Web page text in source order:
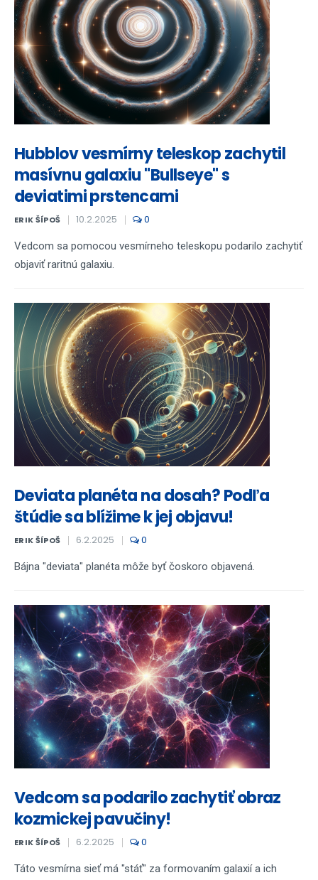
Hubblov vesmírny teleskop zachytil
masívnu galaxiu "Bullseye" s
deviatimi prstencami
ERIK ŠÍPOŠ 10.2.2025 0
Vedcom sa pomocou vesmírneho teleskopu podarilo zachytiť
objaviť raritnú galaxiu.
Deviata planéta na dosah? Podľa
štúdie sa blížime k jej objavu!
ERIK ŠÍPOŠ 6.2.2025 0
Bájna "deviata" planéta môže byť čoskoro objavená.
Vedcom sa podarilo zachytiť obraz
kozmickej pavučiny!
ERIK ŠÍPOŠ 6.2.2025 0
Táto vesmírna sieť má "stáť" za formovaním galaxií a ich